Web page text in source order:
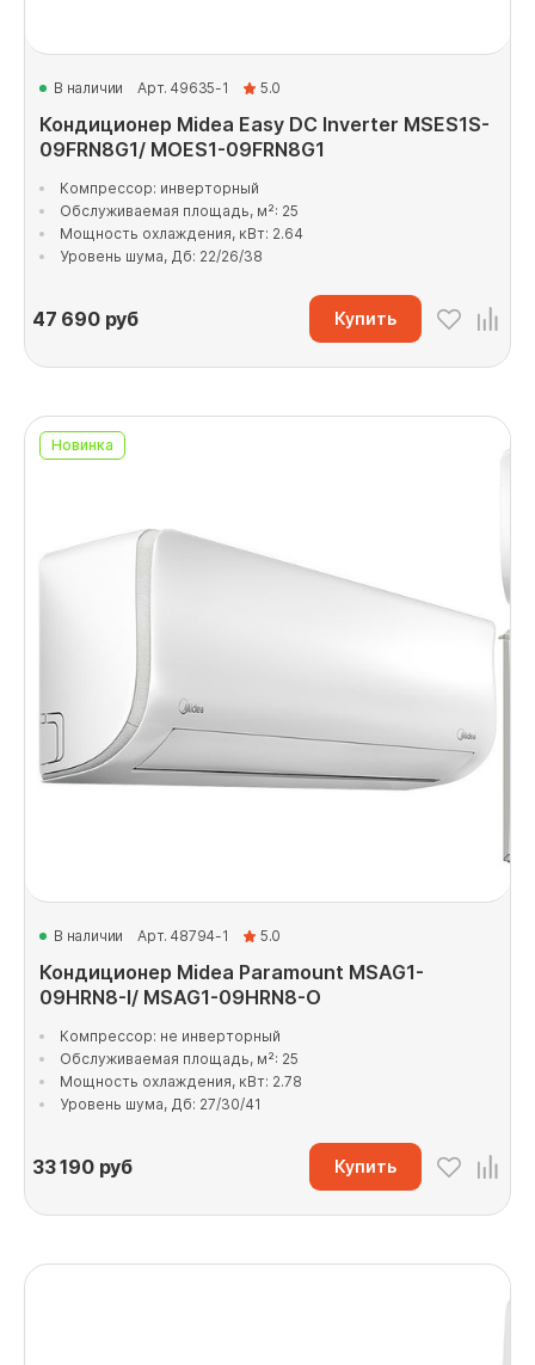
В наличии Арт. 49635-1 5.0
Кондиционер Midea Easy DC Inverter MSES1S-
09FRN8G1/ MOES1-09FRN8G1
Компрессор: инверторный
Обслуживаемая площадь, м²: 25
Мощность охлаждения, кВт: 2.64
Уровень шума, Дб: 22/26/38
47 690руб Купить
Новинка
В наличии Арт. 48794-1 5.0
Кондиционер Midea Paramount MSAG1-
09HRN8-I/ MSAG1-09HRN8-O
Компрессор: не инверторный
Обслуживаемая площадь, м²: 25
Мощность охлаждения, кВт: 2.78
Уровень шума, Дб: 27/30/41
33 190руб Купить